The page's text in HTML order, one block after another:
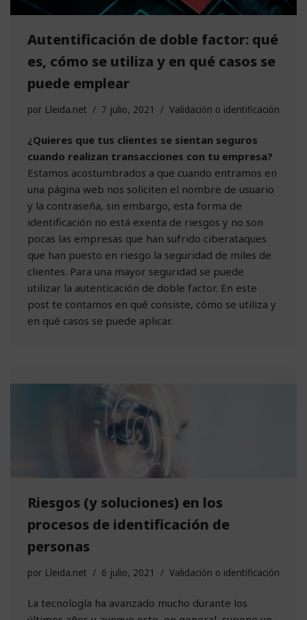
Autentificación de doble factor: qué
es, cómo se utiliza y en qué casos se
puede emplear
por Lleida.net 7 julio, 2021 Validación o identificación
¿Quieres que tus clientes se sientan seguros
cuando realizan transacciones con tu empresa?
Estamos acostumbrados a que cuando entramos en
una página web nos soliciten el nombre de usuario
y la contraseña, sin embargo, esta forma de
identificación no está exenta de riesgos y no son
pocas las empresas que han sufrido ciberataques
que han puesto en riesgo la seguridad de miles de
clientes. Para una mayor seguridad se puede
utilizar la autenticación de doble factor. En este
post te contamos en qué consiste, cómo se utiliza y
en qué casos se puede aplicar.
Riesgos (y soluciones) en los
procesos de identificación de
personas
por Lleida.net 6 julio, 2021 Validación o identificación
La tecnología ha avanzado mucho durante los